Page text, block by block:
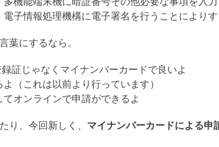
子情報処理機構に電子署名を行うことにより
にするなら。
証じゃなくマイナンバーカードで良いよ
（これは以前より行っています）
オンラインで申請ができるよ
、今回新しく、 マイナンバーカードによる申